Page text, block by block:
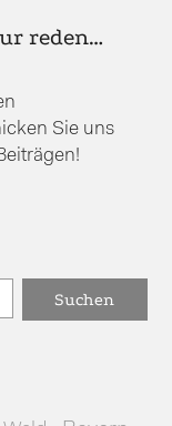
reden…
Sie uns